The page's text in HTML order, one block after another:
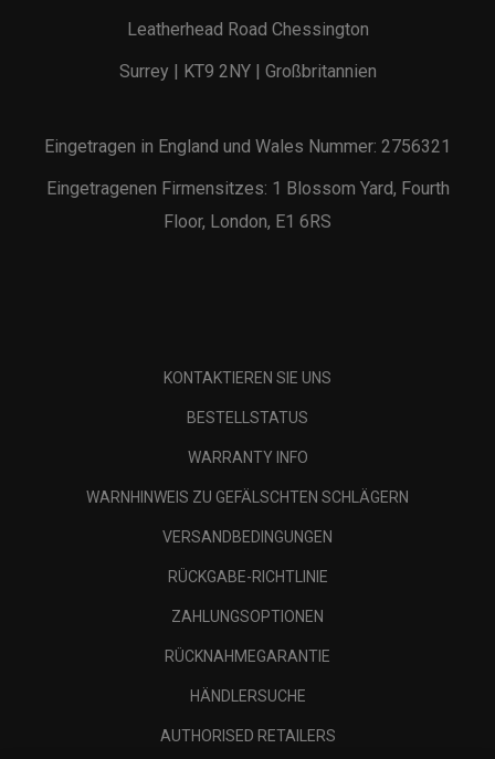
Leatherhead Road Chessington
Surrey | KT9 2NY | Großbritannien
Eingetragen in England und Wales Nummer: 2756321
Eingetragenen Firmensitzes: 1 Blossom Yard, Fourth
Floor, London, E1 6RS
KONTAKTIEREN SIE UNS
BESTELLSTATUS
WARRANTY INFO
WARNHINWEIS ZU GEFÄLSCHTEN SCHLÄGERN
VERSANDBEDINGUNGEN
RÜCKGABE-RICHTLINIE
ZAHLUNGSOPTIONEN
RÜCKNAHMEGARANTIE
HÄNDLERSUCHE
AUTHORISED RETAILERS